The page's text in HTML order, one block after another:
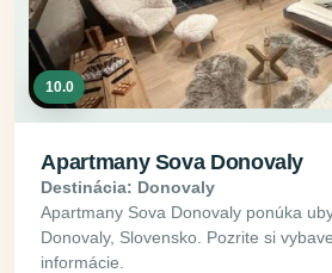
10.0
Apartmany Sova Donovaly
Destinácia: Donovaly
Apartmany Sova Donovaly ponúka
Donovaly, Slovensko. Pozrite si
informácie.